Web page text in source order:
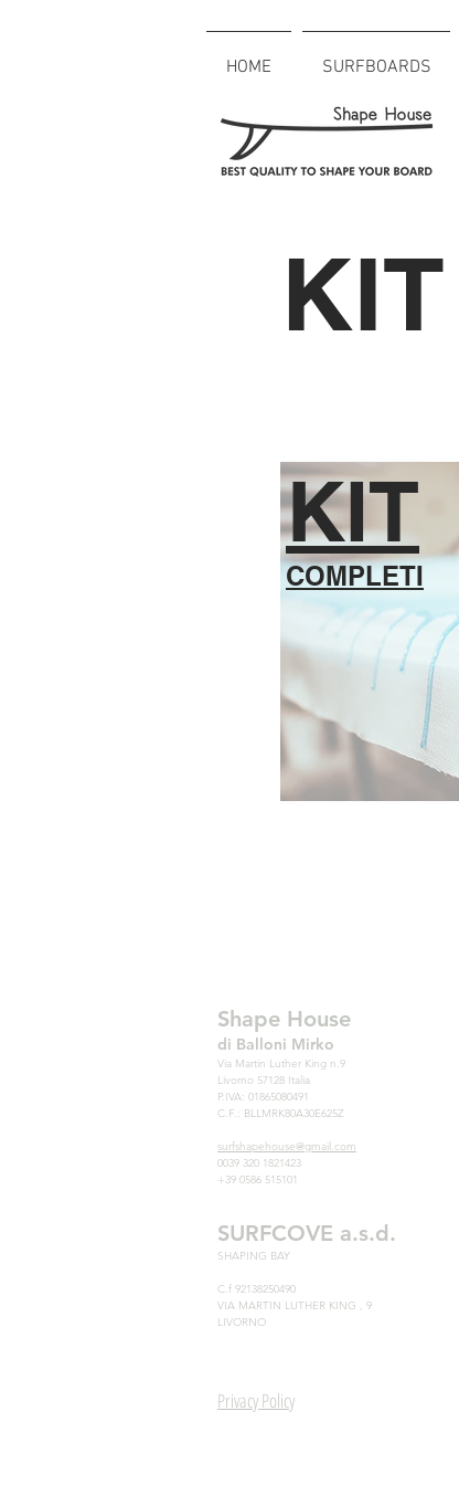
HOME SURFBOARDS
KIT
KIT
COMPLETI
Shape House
di Balloni Mirko
Via Martin Luther King n.9
Livorno 57128 Italia
P.IVA: 01865080491
C.F.: BLLMRK80A30E625Z
surfshapehouse@gmail.com
0039 320 1821423
+39 0586 515101
SURFCOVE a.s.d.
SHAPING BAY
C.f 92138250490
VIA MARTIN LUTHER KING , 9
LIVORNO
Privacy Policy